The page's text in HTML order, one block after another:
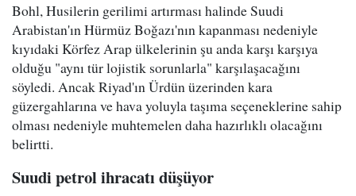
Bohl, Husilerin gerilimi artırması halinde Suudi
Arabistan'ın Hürmüz Boğazı'nın kapanması nedeniyle
kıyıdaki Körfez Arap ülkelerinin şu anda karşı karşıya
olduğu "aynı tür lojistik sorunlarla" karşılaşacağını
söyledi. Ancak Riyad'ın Ürdün üzerinden kara
güzergahlarına ve hava yoluyla taşıma seçeneklerine sahip
olması nedeniyle muhtemelen daha hazırlıklı olacağını
belirtti.
Suudi petrol ihracatı düşüyor